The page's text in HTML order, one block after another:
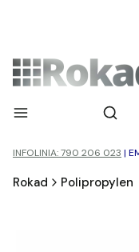
Menu Szukaj
INFOLINIA: 790 206 023 |
Rokad Polipropylen